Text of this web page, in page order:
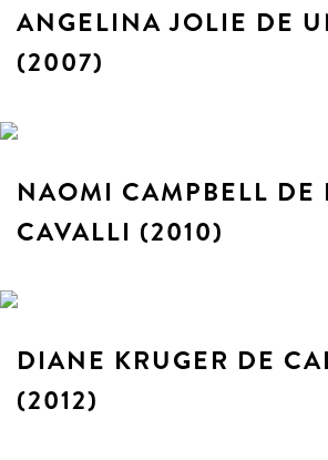
ANGELINA JOLIE DE
(2007)
NAOMI CAMPBELL DE
CAVALLI (2010)
DIANE KRUGER DE
(2012)